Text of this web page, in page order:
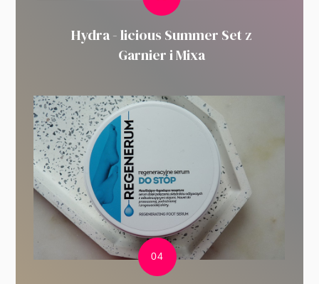
Hydra - licious Summer Set z
Garnier i Mixa